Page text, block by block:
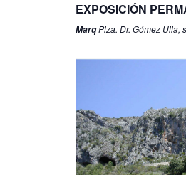
EXPOSICIÓN
MarqPlza. Dr. Gómez Ulla,